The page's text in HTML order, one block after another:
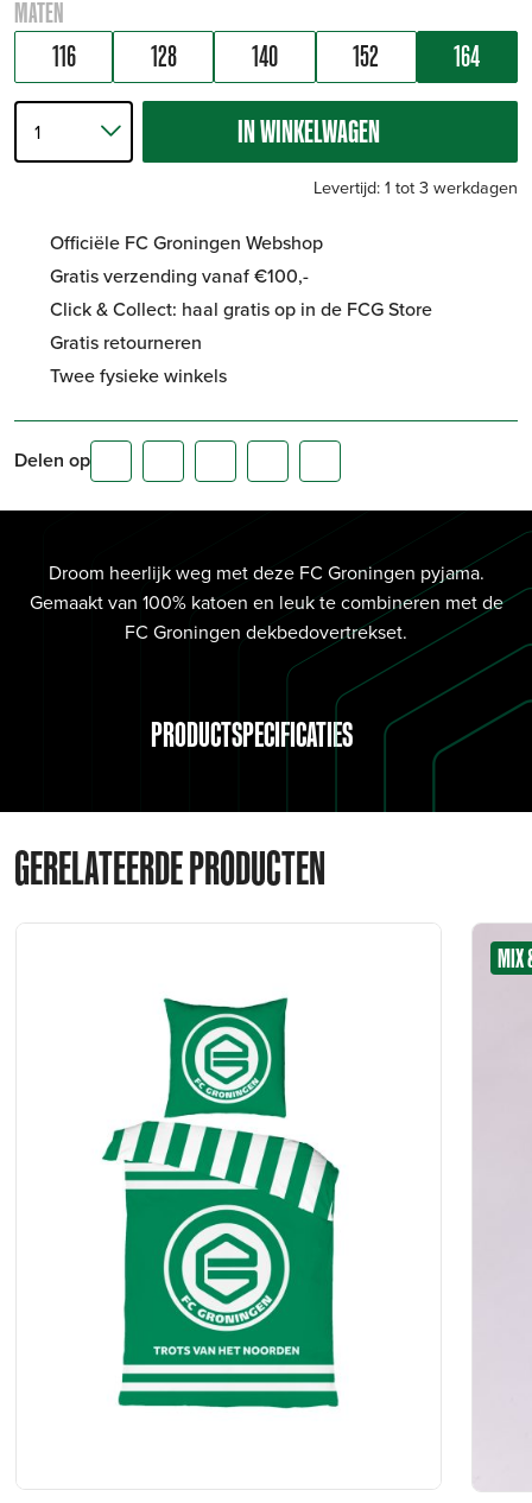
MATEN
116 128 140 152 164
IN WINKELWAGEN
Levertijd: 1 tot 3 werkdagen
Officiële FC Groningen Webshop
Gratis verzending vanaf €100,-
Click & Collect: haal gratis op in de FCG Store
Gratis retourneren
Twee fysieke winkels
Delen op
Droom heerlijk weg met deze FC Groningen pyjama.
Gemaakt van 100% katoen en leuk te combineren met de
FC Groningen dekbedovertrekset.
PRODUCTSPECIFICATIES
GERELATEERDE PRODUCTEN
MIX